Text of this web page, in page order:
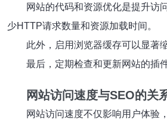
网站的代码和资源优化是提升访
少HTTP请求数量和资源加载时间。
此外，启用浏览器缓存可以显著
最后，定期检查和更新网站的插
网站访问速度与SEO的关
网站访问速度不仅影响用户体验